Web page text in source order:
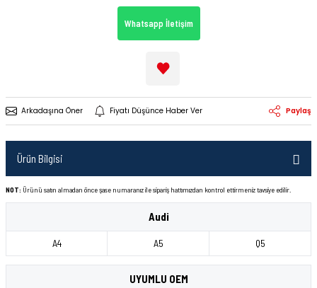
Whatsapp İletişim
Arkadaşına Öner Fiyatı Düşünce Haber Ver Paylaş
Ürün Bilgisi
NOT: Ürünü satın almadan önce şase numaranız ile sipariş hattımızdan kontrol ettirmeniz tavsiye edilir.
Audi
A4 A5 Q5
UYUMLU OEM